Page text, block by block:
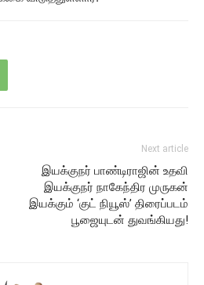
Next article
இயக்குநர் பாண்டிராஜின் உதவி
இயக்குநர் நாகேந்திர முருகன்
இயக்கும் ‘குட் நியூஸ்’ திரைப்படம்
பூஜையுடன் துவங்கியது!